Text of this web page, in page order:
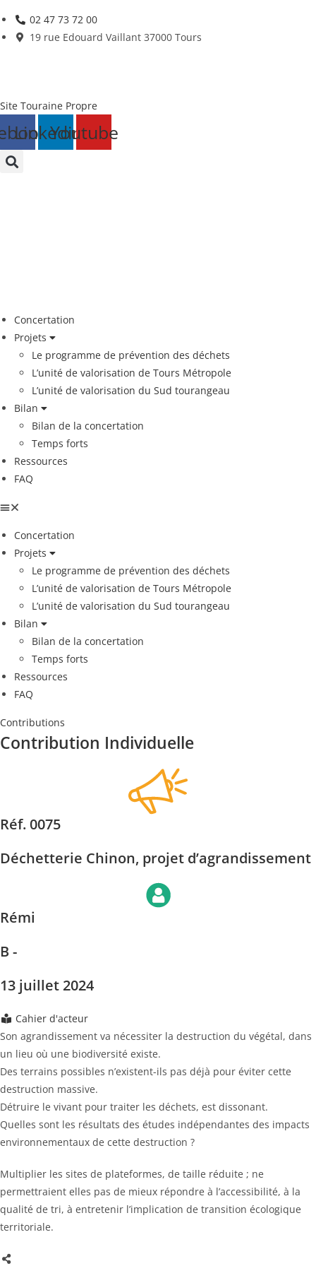
Skip
to
02 47 73 72 00
19 rue Edouard Vaillant 37000 Tours
Site Touraine Propre
LinkedinYoutube
Concertation
Projets
Le programme de prévention des déchets
L’unité de valorisation de Tours Métropole
L’unité de valorisation du Sud tourangeau
Bilan
Bilan de la concertation
Temps forts
Ressources
FAQ
Concertation
Projets
Le programme de prévention des déchets
L’unité de valorisation de Tours Métropole
L’unité de valorisation du Sud tourangeau
Bilan
Bilan de la concertation
Temps forts
Ressources
FAQ
Contributions
Contribution Individuelle
Réf. 0075
Déchetterie Chinon, projet d’agrandissement
Rémi
B -
13 juillet 2024
Cahier d'acteur
Son agrandissement va nécessiter la destruction du végétal, dans
un lieu où une biodiversité existe.
Des terrains possibles n’existent-ils pas déjà pour éviter cette
destruction massive.
Détruire le vivant pour traiter les déchets, est dissonant.
Quelles sont les résultats des études indépendantes des impacts
environnementaux de cette destruction ?
Multiplier les sites de plateformes, de taille réduite ; ne
permettraient elles pas de mieux répondre à l’accessibilité, à la
qualité de tri, à entretenir l’implication de transition écologique
territoriale.